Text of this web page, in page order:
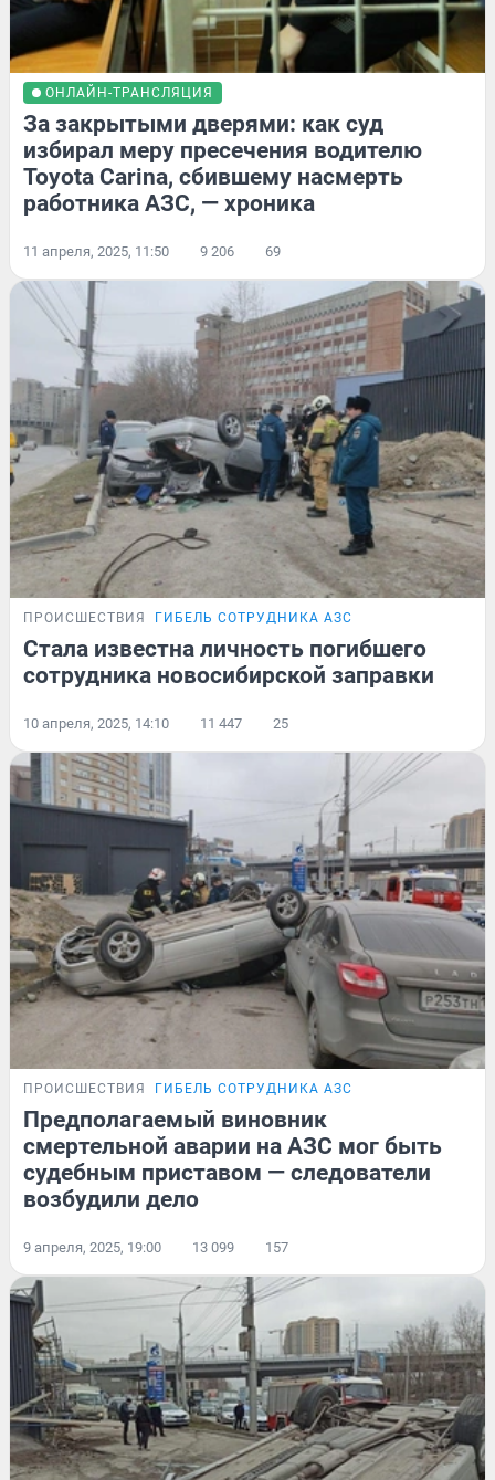
ОНЛАЙН-ТРАНСЛЯЦИЯ
За закрытыми дверями: как суд
избирал меру пресечения водителю
Toyota Carina, сбившему насмерть
работника АЗС, — хроника
11 апреля, 2025, 11:50 9 206 69
ПРОИСШЕСТВИЯ ГИБЕЛЬ СОТРУДНИКА АЗС
Стала известна личность погибшего
сотрудника новосибирской заправки
10 апреля, 2025, 14:10 11 447 25
ПРОИСШЕСТВИЯ ГИБЕЛЬ СОТРУДНИКА АЗС
Предполагаемый виновник
смертельной аварии на АЗС мог быть
судебным приставом — следователи
возбудили дело
9 апреля, 2025, 19:00 13 099 157